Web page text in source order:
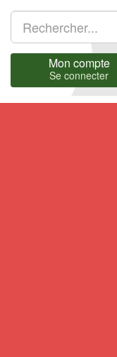
Mon compte
Se connecter